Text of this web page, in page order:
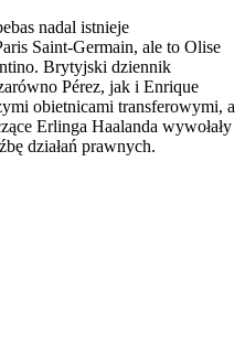
nadal istnieje
Saint-Germain, ale to Olise
Brytyjski dziennik
Pérez, jak i Enrique
obietnicami transferowymi, a
Erlinga Haalanda wywołały
działań prawnych.